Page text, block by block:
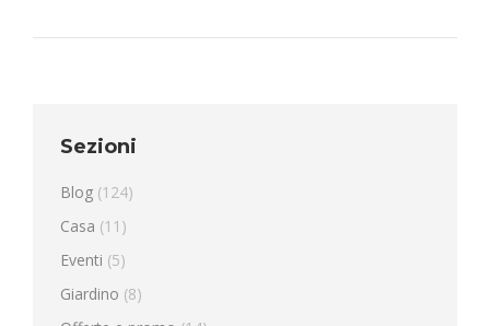
Sezioni
Blog (124)
Casa (11)
Eventi (5)
Giardino (8)